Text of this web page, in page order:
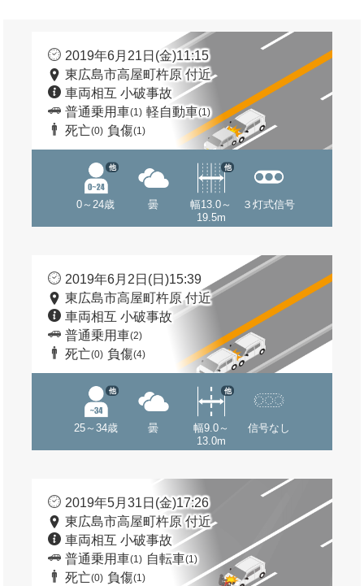
2019年6月21日(金)11:15
東広島市高屋町杵原 付近
車両相互 小破事故
普通乗用車(1) 軽自動車(1)
死亡(0) 負傷(1)
0～24歳
他
曇
幅13.0～
19.5m
他
３灯式信号
2019年6月2日(日)15:39
東広島市高屋町杵原 付近
車両相互 小破事故
普通乗用車(2)
死亡(0) 負傷(4)
25～34歳
他
曇
幅9.0～
13.0m
他
信号なし
2019年5月31日(金)17:26
東広島市高屋町杵原 付近
車両相互 小破事故
普通乗用車(1) 自転車(1)
死亡(0) 負傷(1)